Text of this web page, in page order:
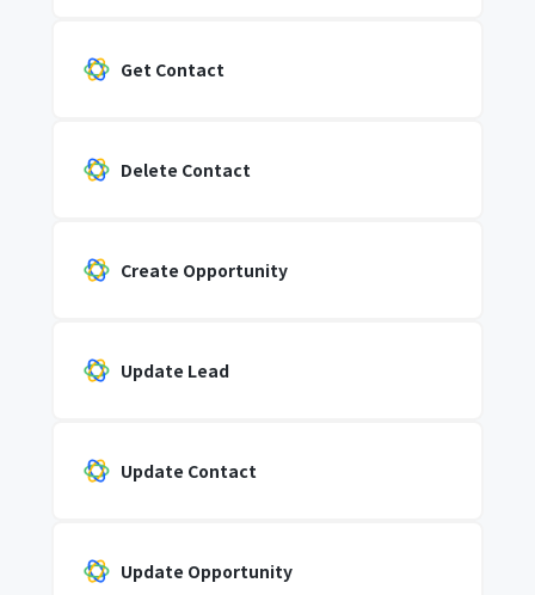
Get Contact
Delete Contact
Create Opportunity
Update Lead
Update Contact
Update Opportunity